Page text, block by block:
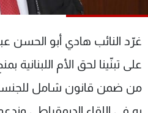
غرّد النائب هادي أبو الحسن
على تبنّينا لحق الأم اللبنانية
من ضمن قانون شامل للجنسية
جدول البرامج
شاهد البرامج
الترددات
عن MTV
الإنـتـاج
تواصل